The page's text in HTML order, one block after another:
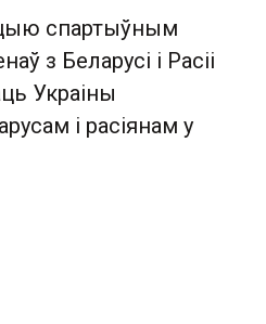
спартыўным
з Беларусі і Расіі
Украіны
і расіянам у